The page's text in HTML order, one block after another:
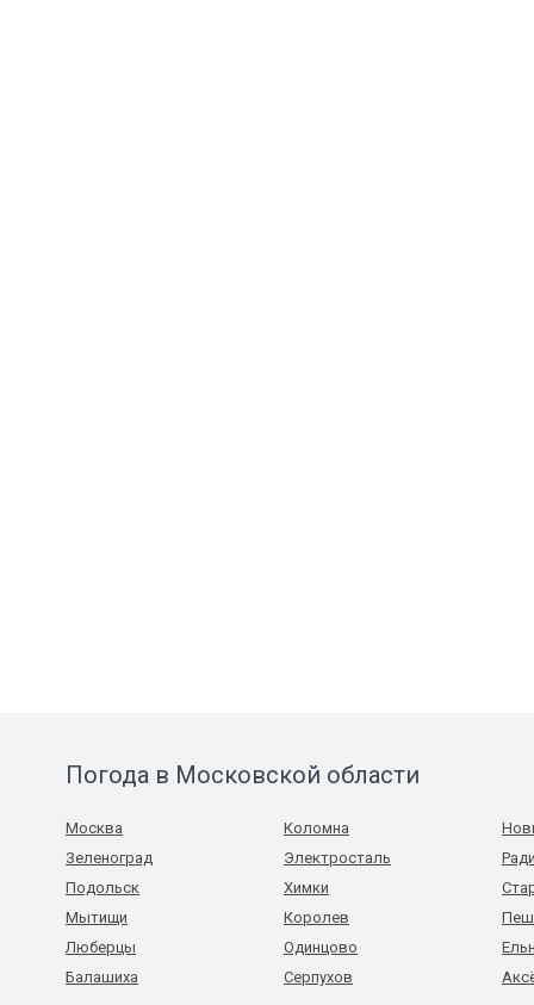
Погода в Московской области
Москва
Зеленоград
Подольск
Мытищи
Люберцы
Балашиха
Коломна
Электросталь
Химки
Королев
Одинцово
Серпухов